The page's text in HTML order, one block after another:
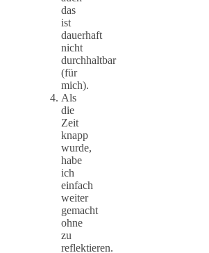
das
ist
dauerhaft
nicht
durchhaltbar
(für
mich).
Als
die
Zeit
knapp
wurde,
habe
ich
einfach
weiter
gemacht
ohne
zu
reflektieren.